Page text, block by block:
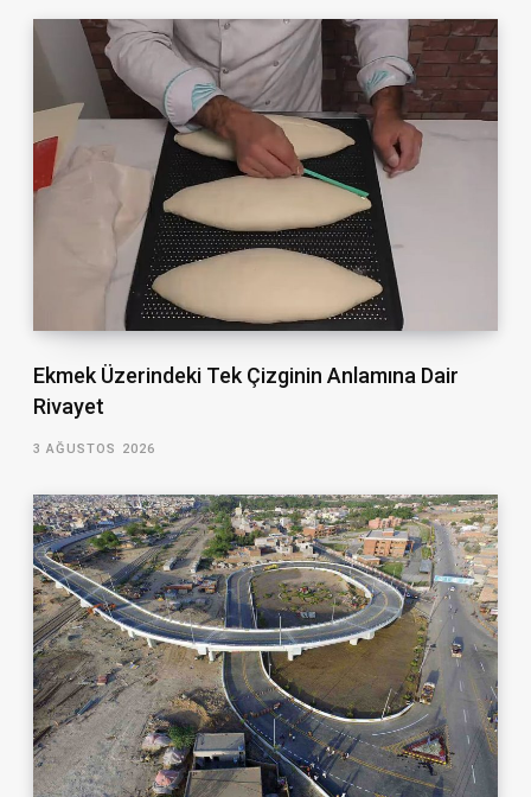
Ekmek Üzerindeki Tek Çizginin Anlamına Dair
Rivayet
3 AĞUSTOS 2026